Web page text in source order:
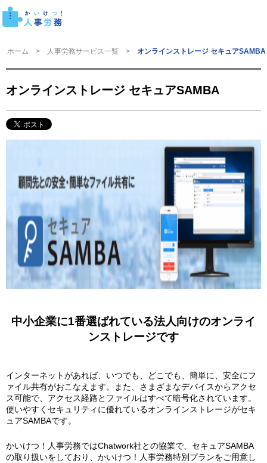
ホーム 人事労務サービス一覧 オンラインストレージ セキュアSAMBA
オンラインストレージ セキュアSAMBA
中小企業に1番選ばれている法人向けのオンライ
ンストレージです
インターネットがあれば、いつでも、どこでも、簡単に、安全にフ
ァイル共有がおこなえます。また、さまざまなデバイスからアクセ
ス可能で、アクセス経路とファイルはすべて暗号化されています。
使いやすくセキュリティに優れているオンラインストレージがセキ
ュアSAMBAです。
かいけつ！人事労務ではChatwork社との協業で、セキュアSAMBA
の取り扱いをしており、かいけつ！人事労務特別プランをご用意し